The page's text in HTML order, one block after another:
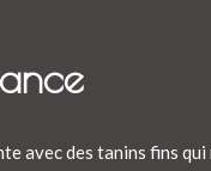
avec des tanins fins